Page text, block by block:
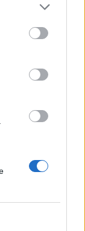
co pozwoliło
C.
Punkty
Bramki